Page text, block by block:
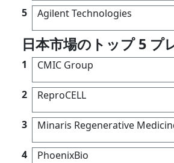
5 Agilent Technologies
日本市場のトップ 5 プ
1 CMIC Group
2 ReproCELL
3 Minaris Regenerative
4 PhoenixBio